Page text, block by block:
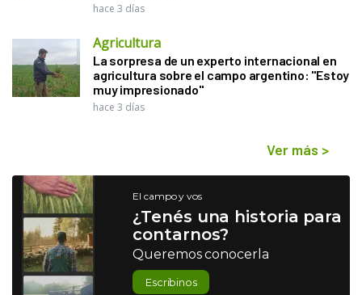
hace 3 días
Agricultura
La sorpresa de un experto internacional en
agricultura sobre el campo argentino: "Estoy
muy impresionado"
hace 3 días
Ver más >
El campo y vos
¿Tenés una historia para
contarnos?
Queremos conocerla
Escribinos